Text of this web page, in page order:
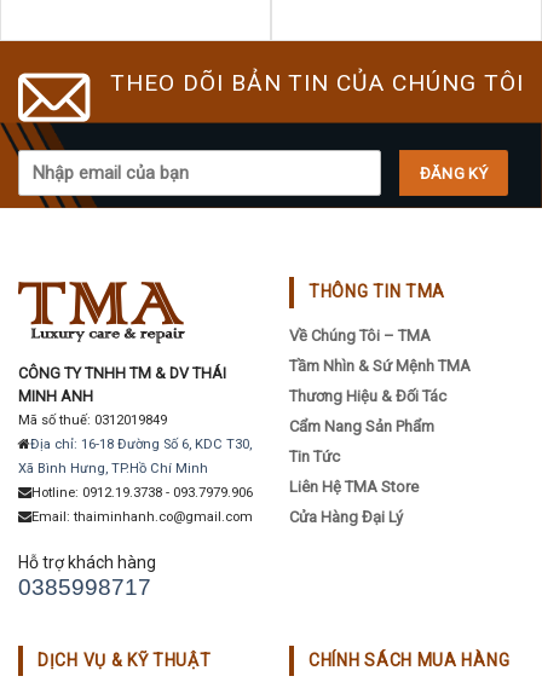
THEO DÕI BẢN TIN CỦA CHÚNG TÔI
CÔNG TY TNHH TM & DV THÁI
MINH ANH
Mã số thuế: 0312019849
Địa chỉ: 16-18 Đường Số 6, KDC T30,
Xã Bình Hưng, TP.Hồ Chí Minh
Hotline: 0912.19.3738 - 093.7979.906
Email: thaiminhanh.co@gmail.com
Hỗ trợ khách hàng
0385998717
THÔNG TIN TMA
Về Chúng Tôi – TMA
Tầm Nhìn & Sứ Mệnh TMA
Thương Hiệu & Đối Tác
Cẩm Nang Sản Phẩm
Tin Tức
Liên Hệ TMA Store
Cửa Hàng Đại Lý
DỊCH VỤ & KỸ THUẬT CHÍNH SÁCH MUA HÀNG